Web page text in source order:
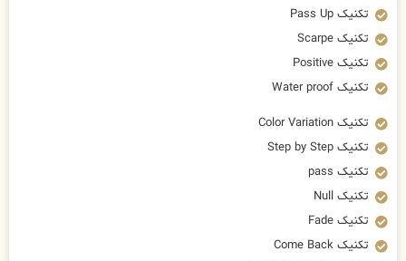
تکنیک Pass Up
تکنیک Scarpe
تکنیک Positive
تکنیک Water proof
تکنیک Color Variation
تکنیک Step by Step
تکنیک pass
تکنیک Null
تکنیک Fade
تکنیک Come Back